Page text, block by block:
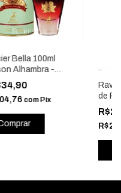
Bella 100ml
Alhambra -
Parfum
com Pix
Rave
de